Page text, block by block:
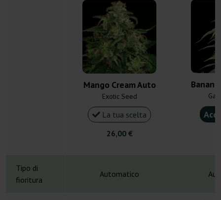
Mango Cream Auto
Exotic Seed
La tua scelta
26,00 €
Tipo di
fioritura
Automatico